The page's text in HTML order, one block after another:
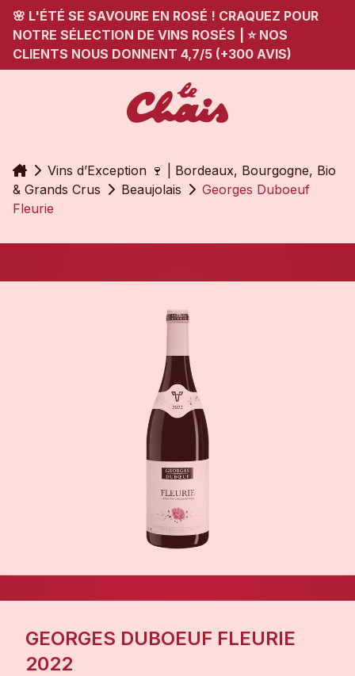
🌸 L'ÉTÉ SE SAVOURE EN ROSÉ ! CRAQUEZ POUR
NOTRE SÉLECTION DE VINS ROSÉS
⭐ NOS
CLIENTS NOUS DONNENT 4,7/5 (+300 AVIS)
AccueilVins d’Exception 🍷 | Bordeaux, Bourgogne, Bio
& Grands Crus
Beaujolais
Georges Duboeuf
Fleurie
GEORGES DUBOEUF FLEURIE
2022